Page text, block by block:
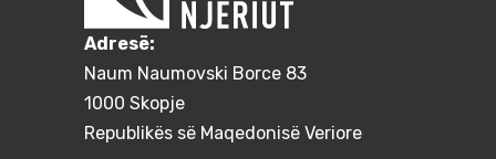
Adresë:
Naum Naumovski Borce 83
1000 Skopje
Republikës së Maqedonisë Veriore